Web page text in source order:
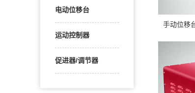
电动位移台
运动控制器
促进器/调节器
手动位移